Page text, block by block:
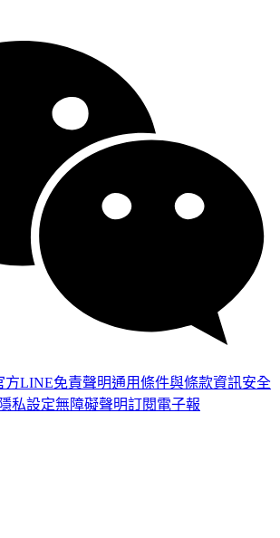
方LINE免責聲明通用條件與條款資訊安全
隱私設定無障礙聲明訂閱電子報